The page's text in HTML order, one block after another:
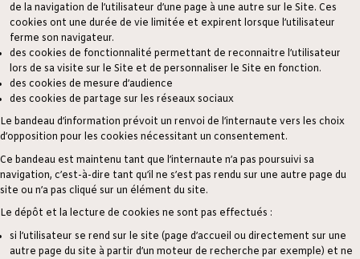
de la navigation de l’utilisateur d’une page à une autre sur le Site. Ces
cookies ont une durée de vie limitée et expirent lorsque l’utilisateur
ferme son navigateur.
des cookies de fonctionnalité permettant de reconnaitre l’utilisateur
lors de sa visite sur le Site et de personnaliser le Site en fonction.
des cookies de mesure d’audience
des cookies de partage sur les réseaux sociaux
Le bandeau d’information prévoit un renvoi de l’internaute vers les choix
d’opposition pour les cookies nécessitant un consentement.
Ce bandeau est maintenu tant que l’internaute n’a pas poursuivi sa
navigation, c’est-à-dire tant qu’il ne s’est pas rendu sur une autre page du
site ou n’a pas cliqué sur un élément du site.
Le dépôt et la lecture de cookies ne sont pas effectués :
si l’utilisateur se rend sur le site (page d’accueil ou directement sur une
autre page du site à partir d’un moteur de recherche par exemple) et ne